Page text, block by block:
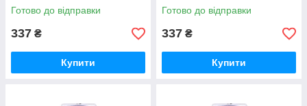
Готово до відправки
337 ₴
Купити
Готово до відправки
337 ₴
Купити